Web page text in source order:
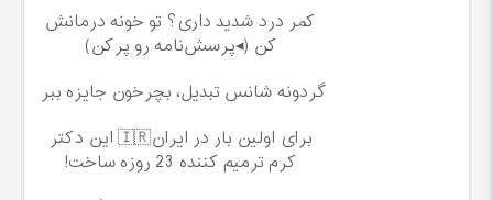
کمر درد شدید داری؟ تو خونه درمانش
کن (◂پرسش‌نامه رو پرکن)
گردونه شانس تبدیل، بچرخون جایزه ببر
برای اولین بار در ایران🇮🇷 این دکتر
کرم ترمیم کننده 23 روزه ساخت!